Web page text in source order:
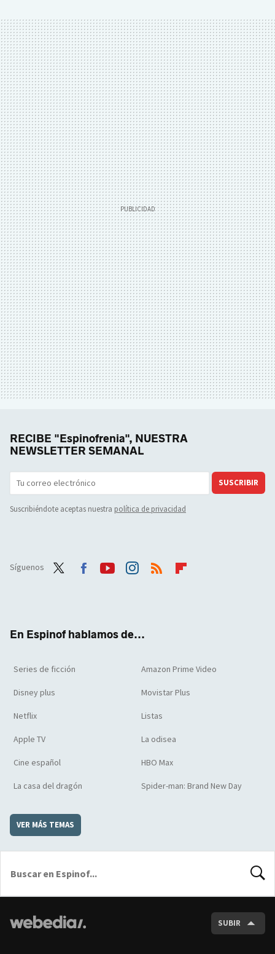
RECIBE "Espinofrenia", NUESTRA
NEWSLETTER SEMANAL
SUSCRIBIR
Suscribiéndote aceptas nuestra política de privacidad
Síguenos
En Espinof hablamos de...
Series de ficción Amazon Prime Video
Disney plus Movistar Plus
Netflix Listas
Apple TV La odisea
Cine español HBO Max
La casa del dragón Spider-man: Brand New Day
VER MÁS TEMAS
SUBIR